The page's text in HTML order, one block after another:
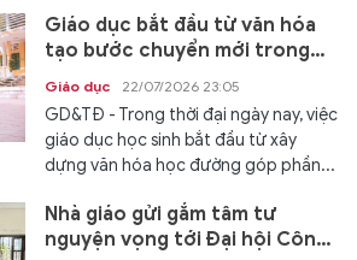
Giáo dục bắt đầu từ văn hóa
tạo bước chuyển mới trong
nhà trường hiện đại
Giáo dục 22/07/2026 23:05
GD&TĐ - Trong thời đại ngày nay, việc
giáo dục học sinh bắt đầu từ xây
dựng văn hóa học đường góp phần...
Nhà giáo gửi gắm tâm tư
nguyện vọng tới Đại hội Công